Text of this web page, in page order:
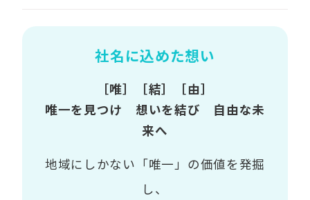
社名に込めた想い
［唯］［結］［由］
唯一を見つけ 想いを結び 自由な未
来へ
地域にしかない「唯一」の価値を発掘
し、